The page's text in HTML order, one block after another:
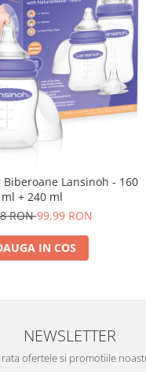
Biberoane Lansinoh - 160
ml + 240 ml
RON99,99 RON
IN COS
NEWSLETTER
rata ofertele si promotiile